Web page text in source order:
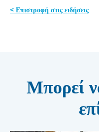
< Επιστροφή στις ειδήσεις
Μπορεί